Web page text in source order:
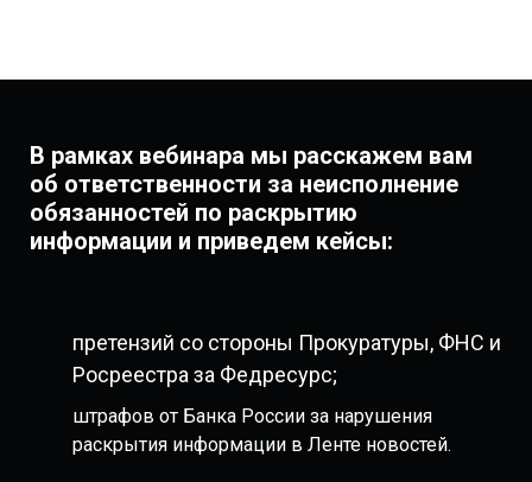
В рамках вебинара мы расскажем вам
об ответственности за неисполнение
обязанностей по раcкрытию
информации и приведем кейсы:
претензий со стороны Прокуратуры, ФНС и
Росреестра за Федресурс;
штрафов от Банка России за нарушения
раскрытия информации в Ленте новостей.